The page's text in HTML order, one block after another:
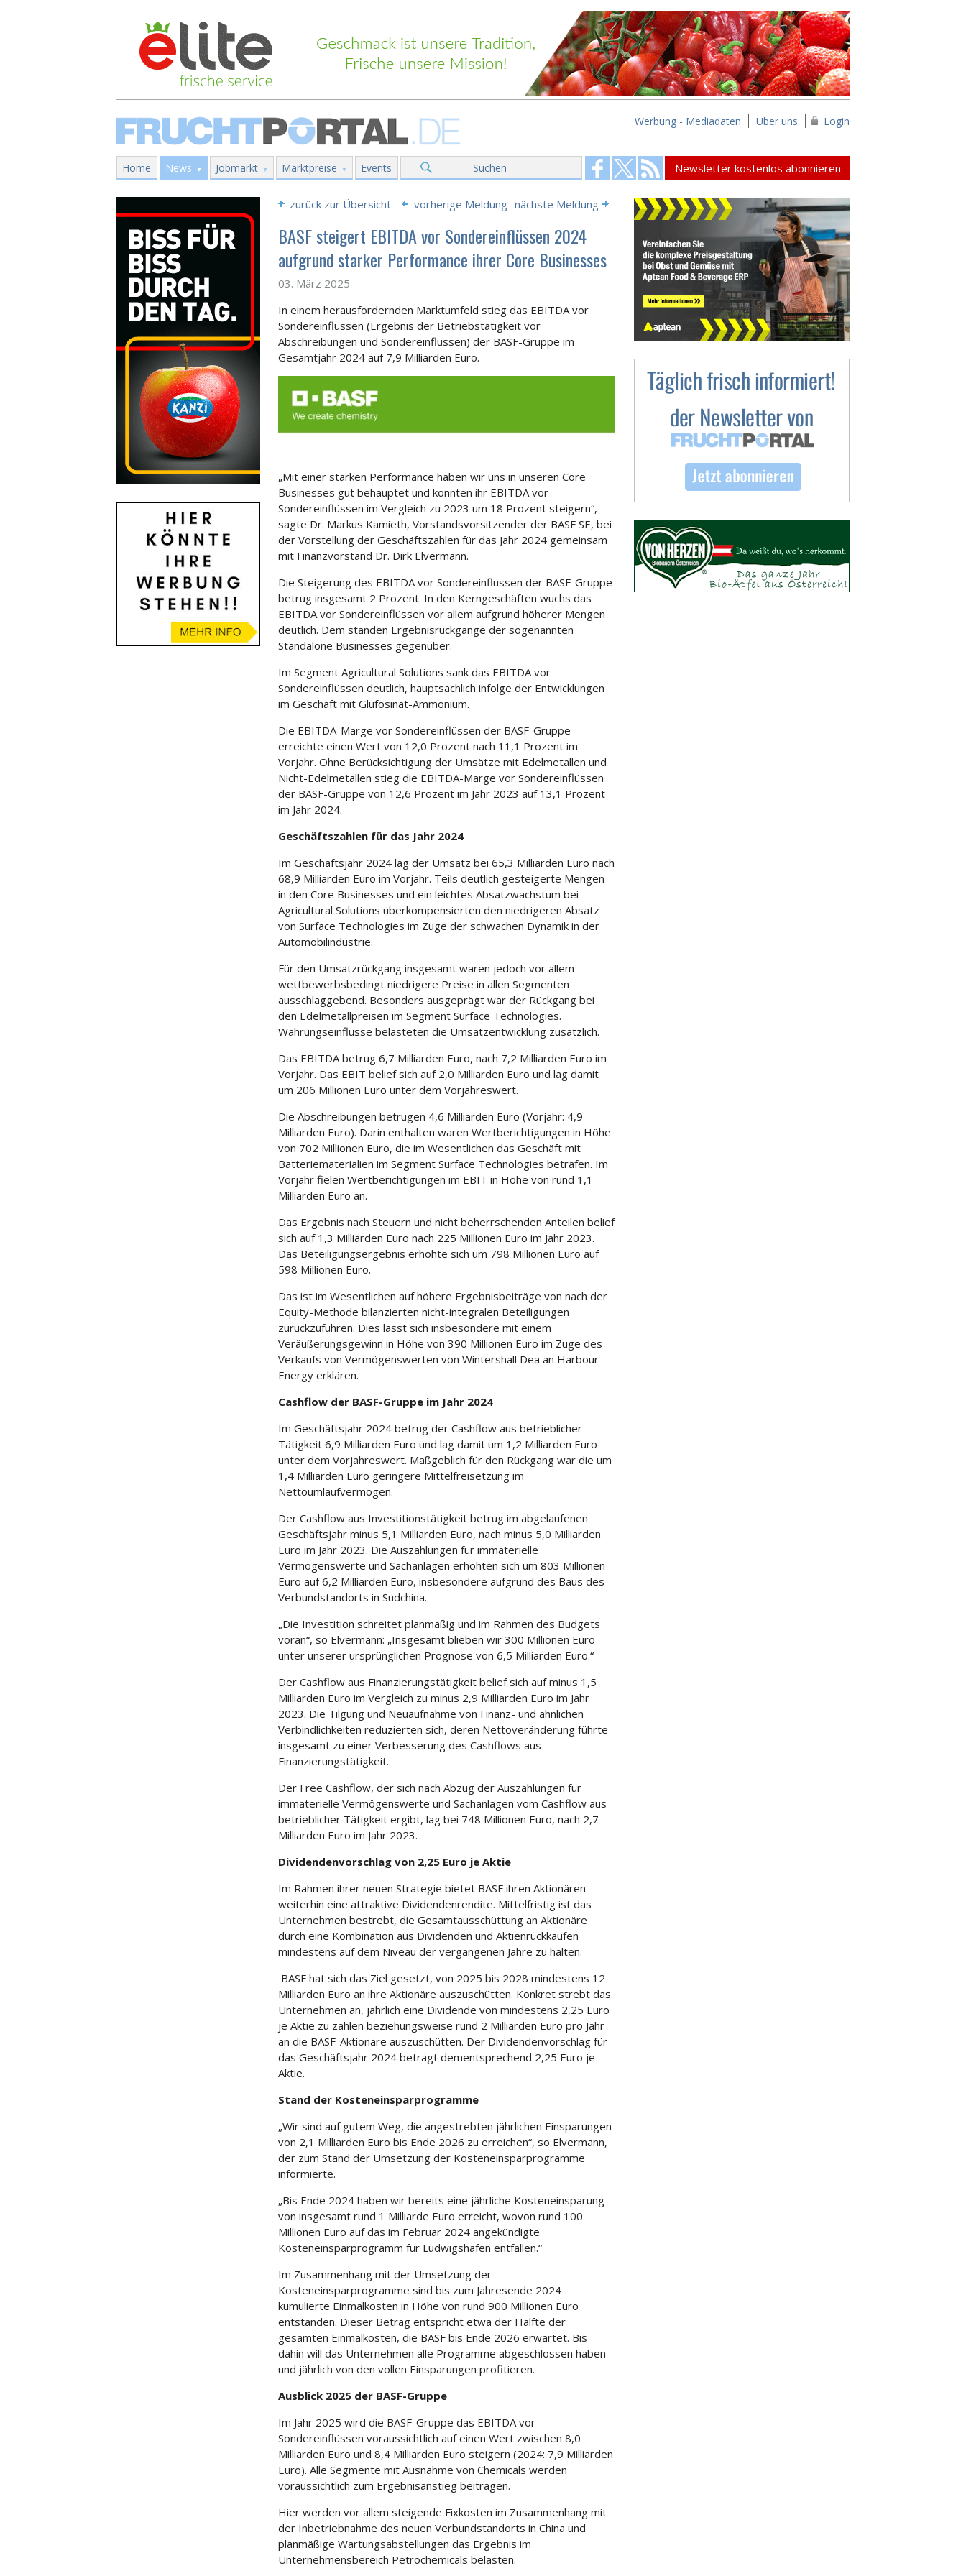
Werbung - Mediadaten Über uns Login
Home News Jobmarkt Marktpreise Events Suchen Newsletter kostenlos abonnieren
zurück zur Übersicht vorherige Meldung nächste Meldung
BASF steigert EBITDA vor Sonder­ein­flüssen 2024
aufgrund starker Perfor­mance ihrer Core Businesses
03. März 2025
In einem herausfordernden Marktumfeld stieg das EBITDA vor
Sondereinflüssen (Ergebnis der Betriebstätigkeit vor
Abschreibungen und Sondereinflüssen) der BASF-Gruppe im
Gesamtjahr 2024 auf 7,9 Milliarden Euro.
„Mit einer starken Performance haben wir uns in unseren Core
Businesses gut behauptet und konnten ihr EBITDA vor
Sondereinflüssen im Vergleich zu 2023 um 18 Prozent steigern“,
sagte Dr. Markus Kamieth, Vorstandsvorsitzender der BASF SE, bei
der Vorstellung der Geschäftszahlen für das Jahr 2024 gemeinsam
mit Finanzvorstand Dr. Dirk Elvermann.
Die Steigerung des EBITDA vor Sondereinflüssen der BASF-Gruppe
betrug insgesamt 2 Prozent. In den Kerngeschäften wuchs das
EBITDA vor Sondereinflüssen vor allem aufgrund höherer Mengen
deutlich. Dem standen Ergebnisrückgänge der sogenannten
Standalone Businesses gegenüber.
Im Segment Agricultural Solutions sank das EBITDA vor
Sondereinflüssen deutlich, hauptsächlich infolge der Entwicklungen
im Geschäft mit Glufosinat-Ammonium.
Die EBITDA-Marge vor Sondereinflüssen der BASF-Gruppe
erreichte einen Wert von 12,0 Prozent nach 11,1 Prozent im
Vorjahr. Ohne Berücksichtigung der Umsätze mit Edelmetallen und
Nicht-Edelmetallen stieg die EBITDA-Marge vor Sondereinflüssen
der BASF-Gruppe von 12,6 Prozent im Jahr 2023 auf 13,1 Prozent
im Jahr 2024.
Geschäftszahlen für das Jahr 2024
Im Geschäftsjahr 2024 lag der Umsatz bei 65,3 Milliarden Euro nach
68,9 Milliarden Euro im Vorjahr. Teils deutlich gesteigerte Mengen
in den Core Businesses und ein leichtes Absatzwachstum bei
Agricultural Solutions überkompensierten den niedrigeren Absatz
von Surface Technologies im Zuge der schwachen Dynamik in der
Automobilindustrie.
Für den Umsatzrückgang insgesamt waren jedoch vor allem
wettbewerbsbedingt niedrigere Preise in allen Segmenten
ausschlaggebend. Besonders ausgeprägt war der Rückgang bei
den Edelmetallpreisen im Segment Surface Technologies.
Währungseinflüsse belasteten die Umsatzentwicklung zusätzlich.
Das EBITDA betrug 6,7 Milliarden Euro, nach 7,2 Milliarden Euro im
Vorjahr. Das EBIT belief sich auf 2,0 Milliarden Euro und lag damit
um 206 Millionen Euro unter dem Vorjahreswert.
Die Abschreibungen betrugen 4,6 Milliarden Euro (Vorjahr: 4,9
Milliarden Euro). Darin enthalten waren Wertberichtigungen in Höhe
von 702 Millionen Euro, die im Wesentlichen das Geschäft mit
Batteriematerialien im Segment Surface Technologies betrafen. Im
Vorjahr fielen Wertberichtigungen im EBIT in Höhe von rund 1,1
Milliarden Euro an.
Das Ergebnis nach Steuern und nicht beherrschenden Anteilen belief
sich auf 1,3 Milliarden Euro nach 225 Millionen Euro im Jahr 2023.
Das Beteiligungsergebnis erhöhte sich um 798 Millionen Euro auf
598 Millionen Euro.
Das ist im Wesentlichen auf höhere Ergebnisbeiträge von nach der
Equity-Methode bilanzierten nicht-integralen Beteiligungen
zurückzuführen. Dies lässt sich insbesondere mit einem
Veräußerungsgewinn in Höhe von 390 Millionen Euro im Zuge des
Verkaufs von Vermögenswerten von Wintershall Dea an Harbour
Energy erklären.
Cashflow der BASF-Gruppe im Jahr 2024
Im Geschäftsjahr 2024 betrug der Cashflow aus betrieblicher
Tätigkeit 6,9 Milliarden Euro und lag damit um 1,2 Milliarden Euro
unter dem Vorjahreswert. Maßgeblich für den Rückgang war die um
1,4 Milliarden Euro geringere Mittelfreisetzung im
Nettoumlaufvermögen.
Der Cashflow aus Investitionstätigkeit betrug im abgelaufenen
Geschäftsjahr minus 5,1 Milliarden Euro, nach minus 5,0 Milliarden
Euro im Jahr 2023. Die Auszahlungen für immaterielle
Vermögenswerte und Sachanlagen erhöhten sich um 803 Millionen
Euro auf 6,2 Milliarden Euro, insbesondere aufgrund des Baus des
Verbundstandorts in Südchina.
„Die Investition schreitet planmäßig und im Rahmen des Budgets
voran“, so Elvermann: „Insgesamt blieben wir 300 Millionen Euro
unter unserer ursprünglichen Prognose von 6,5 Milliarden Euro.“
Der Cashflow aus Finanzierungstätigkeit belief sich auf minus 1,5
Milliarden Euro im Vergleich zu minus 2,9 Milliarden Euro im Jahr
2023. Die Tilgung und Neuaufnahme von Finanz- und ähnlichen
Verbindlichkeiten reduzierten sich, deren Nettoveränderung führte
insgesamt zu einer Verbesserung des Cashflows aus
Finanzierungstätigkeit.
Der Free Cashflow, der sich nach Abzug der Auszahlungen für
immaterielle Vermögenswerte und Sachanlagen vom Cashflow aus
betrieblicher Tätigkeit ergibt, lag bei 748 Millionen Euro, nach 2,7
Milliarden Euro im Jahr 2023.
Dividendenvorschlag von 2,25 Euro je Aktie
Im Rahmen ihrer neuen Strategie bietet BASF ihren Aktionären
weiterhin eine attraktive Dividendenrendite. Mittelfristig ist das
Unternehmen bestrebt, die Gesamtausschüttung an Aktionäre
durch eine Kombination aus Dividenden und Aktienrückkäufen
mindestens auf dem Niveau der vergangenen Jahre zu halten.
BASF hat sich das Ziel gesetzt, von 2025 bis 2028 mindestens 12
Milliarden Euro an ihre Aktionäre auszuschütten. Konkret strebt das
Unternehmen an, jährlich eine Dividende von mindestens 2,25 Euro
je Aktie zu zahlen beziehungsweise rund 2 Milliarden Euro pro Jahr
an die BASF-Aktionäre auszuschütten. Der Dividendenvorschlag für
das Geschäftsjahr 2024 beträgt dementsprechend 2,25 Euro je
Aktie.
Stand der Kosteneinsparprogramme
„Wir sind auf gutem Weg, die angestrebten jährlichen Einsparungen
von 2,1 Milliarden Euro bis Ende 2026 zu erreichen“, so Elvermann,
der zum Stand der Umsetzung der Kosteneinsparprogramme
informierte.
„Bis Ende 2024 haben wir bereits eine jährliche Kosteneinsparung
von insgesamt rund 1 Milliarde Euro erreicht, wovon rund 100
Millionen Euro auf das im Februar 2024 angekündigte
Kosteneinsparprogramm für Ludwigshafen entfallen.“
Im Zusammenhang mit der Umsetzung der
Kosteneinsparprogramme sind bis zum Jahresende 2024
kumulierte Einmalkosten in Höhe von rund 900 Millionen Euro
entstanden. Dieser Betrag entspricht etwa der Hälfte der
gesamten Einmalkosten, die BASF bis Ende 2026 erwartet. Bis
dahin will das Unternehmen alle Programme abgeschlossen haben
und jährlich von den vollen Einsparungen profitieren.
Ausblick 2025 der BASF-Gruppe
Im Jahr 2025 wird die BASF-Gruppe das EBITDA vor
Sondereinflüssen voraussichtlich auf einen Wert zwischen 8,0
Milliarden Euro und 8,4 Milliarden Euro steigern (2024: 7,9 Milliarden
Euro). Alle Segmente mit Ausnahme von Chemicals werden
voraussichtlich zum Ergebnisanstieg beitragen.
Hier werden vor allem steigende Fixkosten im Zusammenhang mit
der Inbetriebnahme des neuen Verbundstandorts in China und
planmäßige Wartungsabstellungen das Ergebnis im
Unternehmensbereich Petrochemicals belasten.